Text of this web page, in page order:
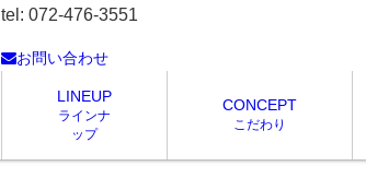
tel: 072-476-3551
お問い合わせ
LINEUP
ラインナ
ップ
CONCEPT
こだわり